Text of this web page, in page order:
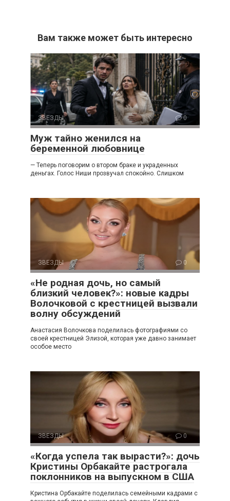
Вам также может быть интересно
ЗВЕЗДЫ 0
Муж тайно женился на
беременной любовнице
— Теперь поговорим о втором браке и украденных
деньгах. Голос Ниши прозвучал спокойно. Слишком
ЗВЕЗДЫ 0
«Не родная дочь, но самый
близкий человек?»: новые кадры
Волочковой с крестницей вызвали
волну обсуждений
Анастасия Волочкова поделилась фотографиями со
своей крестницей Элизой, которая уже давно занимает
особое место
ЗВЕЗДЫ 0
«Когда успела так вырасти?»: дочь
Кристины Орбакайте растрогала
поклонников на выпускном в США
Кристина Орбакайте поделилась семейными кадрами с